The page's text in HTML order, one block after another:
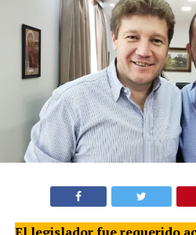
El legislador fue requerido